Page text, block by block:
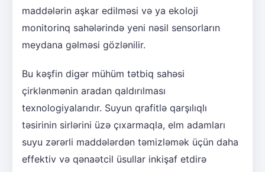
maddələrin aşkar edilməsi və ya ekoloji
monitorinq sahələrində yeni nəsil sensorların
meydana gəlməsi gözlənilir.
Bu kəşfin digər mühüm tətbiq sahəsi
çirklənmənin aradan qaldırılması
texnologiyalarıdır. Suyun qrafitlə qarşılıqlı
təsirinin sirlərini üzə çıxarmaqla, elm adamları
suyu zərərli maddələrdən təmizləmək üçün daha
effektiv və qənaətcil üsullar inkişaf etdirə